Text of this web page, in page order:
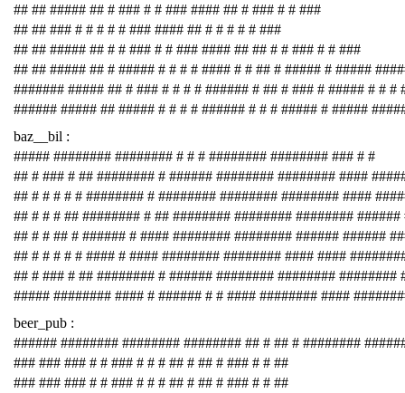
## ## ##### ## # ### # # ### #### ## # ### # # ###
## ## ### # # # # # ### #### ## # # # # # ###
## ## ##### ## # # ### # # ### #### ## ## # # ### # # ###
## ## ##### ## # ##### # # # # #### # # ## # ##### # #####
####### ##### ## # ### # # # # ###### # ## # ### # ##### # # #
###### ##### ## ##### # # # # ###### # # # ##### # #####
baz__bil :
##### ######## ######## # # # ######## ######## ### # #
## # ### # ## ######## # ###### ######## ######## ####
## # # # # # ######## # ######## ######## ######## ####
## # # # ## ######## # ## ######## ######## ######## ######
## # # ## # ###### # #### ######## ######## ###### ######
## # # # # # #### # #### ######## ######## #### ####
## # ### # ## ######## # ###### ######## ######## ########
##### ######## #### # ###### # # #### ######## ####
beer_pub :
###### ######## ######## ######## ## # ## # ########
### ### ### # # ### # # # ## # ## # ### # # ##
### ### ### # # ### # # # ## # ## # ### # # ##